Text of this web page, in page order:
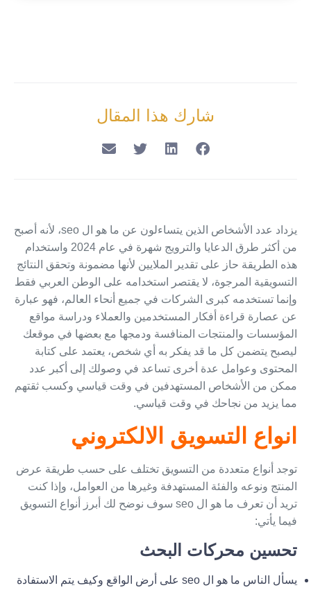
شارك هذا المقال
يزداد عدد الأشخاص الذين يتساءلون عن ما هو ال seo، لأنه أصبح
من أكثر طرق الدعايا والترويج شهرة في عام 2024 واستخدام
هذه الطريقة حاز على تقدير الملايين لأنها مضمونة وتحقق النتائج
التسويقية المرجوة، لا يقتصر استخدامه على الوطن العربي فقط
وإنما تستخدمه كبرى الشركات في جميع أنحاء العالم، فهو عبارة
عن عصارة قراءة أفكار المستخدمين والعملاء ودراسة مواقع
المؤسسات والمنتجات المنافسة ودمجها مع بعضها في موقعك
ليصبح يتضمن كل ما قد يفكر به أي شخص، يعتمد على كتابة
المحتوى وعوامل عدة أخرى تساعد في وصولك إلى أكبر عدد
ممكن من الأشخاص المستهدفين في وقت قياسي وكسب ثقتهم
مما يزيد من نجاحك في وقت قياسي.
انواع التسويق الالكتروني
توجد أنواع متعددة من التسويق تختلف على حسب طريقة عرض
المنتج ونوعه والفئة المستهدفة وغيرها من العوامل، وإذا كنت
تريد أن تعرف ما هو ال seo سوف نوضح لك أبرز أنواع التسويق
فيما يأتي:
تحسين محركات البحث
يسأل الناس ما هو ال seo على أرض الواقع وكيف يتم الاستفادة